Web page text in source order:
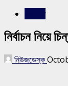
নির্বাচন নিয়ে
নিউজডেস্ক